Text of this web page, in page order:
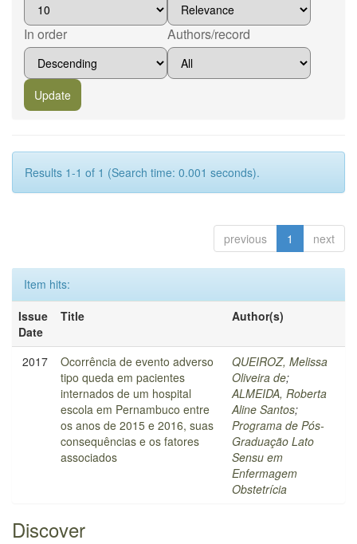
In order Authors/record
Results 1-1 of 1 (Search time: 0.001 seconds).
previous 1 next
Item hits:
Issue
Date
Title Author(s)
2017
Ocorrência de evento adverso
tipo queda em pacientes
internados de um hospital
escola em Pernambuco entre
os anos de 2015 e 2016, suas
consequências e os fatores
associados
QUEIROZ, Melissa
Oliveira de;
ALMEIDA, Roberta
Aline Santos;
Programa de Pós-
Graduação Lato
Sensu em
Enfermagem
Obstetrícia
Discover